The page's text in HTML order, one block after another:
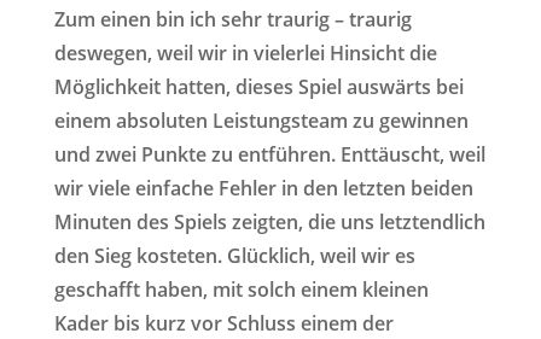
Zum einen bin ich sehr traurig – traurig
deswegen, weil wir in vielerlei Hinsicht die
Möglichkeit hatten, dieses Spiel auswärts bei
einem absoluten Leistungsteam zu gewinnen
und zwei Punkte zu entführen. Enttäuscht, weil
wir viele einfache Fehler in den letzten beiden
Minuten des Spiels zeigten, die uns letztendlich
den Sieg kosteten. Glücklich, weil wir es
geschafft haben, mit solch einem kleinen
Kader bis kurz vor Schluss einem der